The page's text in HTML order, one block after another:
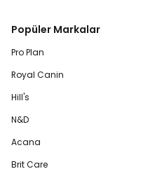
Popüler Markalar
Pro Plan
Royal Canin
Hill's
N&D
Acana
Brit Care